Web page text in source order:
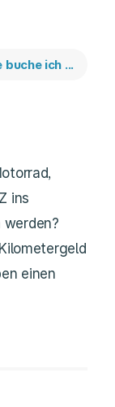
buche ich ...
ins
einen